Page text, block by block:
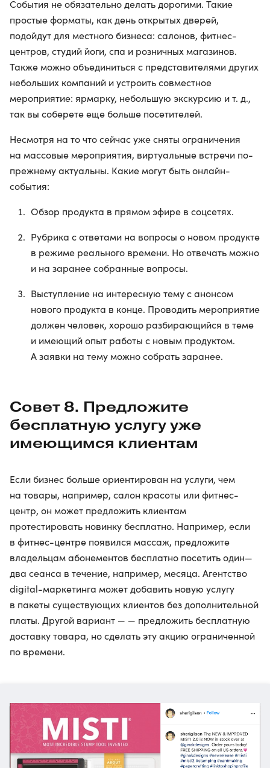
События не обязательно делать дорогими. Такие
простые форматы, как день открытых дверей,
подойдут для местного бизнеса: салонов, фитнес-
центров, студий йоги, спа и розничных магазинов.
Также можно объединиться с представителями других
небольших компаний и устроить совместное
мероприятие: ярмарку, небольшую экскурсию и т. д.,
так вы соберете еще больше посетителей.
Несмотря на то что сейчас уже сняты ограничения
на массовые мероприятия, виртуальные встречи по-
прежнему актуальны. Какие могут быть онлайн-
события:
Обзор продукта в прямом эфире в соцсетях.
Рубрика с ответами на вопросы о новом продукте
в режиме реального времени. Но отвечать можно
и на заранее собранные вопросы.
Выступление на интересную тему с анонсом
нового продукта в конце. Проводить мероприятие
должен человек, хорошо разбирающийся в теме
и имеющий опыт работы с новым продуктом.
А заявки на тему можно собрать заранее.
Совет 8. Предложите
бесплатную услугу уже
имеющимся клиентам
Если бизнес больше ориентирован на услуги, чем
на товары, например, салон красоты или фитнес-
центр, он может предложить клиентам
протестировать новинку бесплатно. Например, если
в фитнес-центре появился массаж, предложите
владельцам абонементов бесплатно посетить один—
два сеанса в течение, например, месяца. Агентство
digital-маркетинга может добавить новую услугу
в пакеты существующих клиентов без дополнительной
платы. Другой вариант — — предложить бесплатную
доставку товара, но сделать эту акцию ограниченной
по времени.